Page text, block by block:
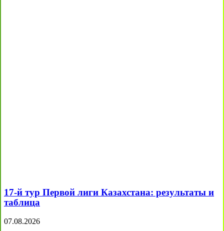
17-й тур Первой лиги Казахстана: результаты и
таблица
07.08.2026